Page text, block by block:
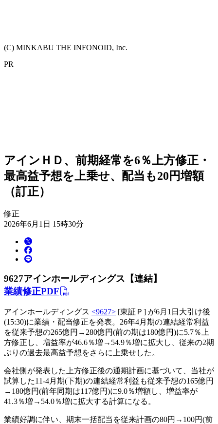
(C) MINKABU THE INFONOID, Inc.
PR
アインＨＤ、前期経常を6％上方修正・
最高益予想を上乗せ、配当も20円増額
（訂正）
修正
2026年6月1日 15時30分
9627アインホールディングス【連結】
業績修正PDF
アインホールディングス <9627> [東証Ｐ] が6月1日大引け後
(15:30)に業績・配当修正を発表。26年4月期の連結経常利益
を従来予想の265億円→280億円(前の期は180億円)に5.7％上
方修正し、増益率が46.6％増→54.9％増に拡大し、従来の2期
ぶりの過去最高益予想をさらに上乗せした。
会社側が発表した上方修正後の通期計画に基づいて、当社が
試算した11-4月期(下期)の連結経常利益も従来予想の165億円
→180億円(前年同期は117億円)に9.0％増額し、増益率が
41.3％増→54.0％増に拡大する計算になる。
業績好調に伴い、期末一括配当を従来計画の80円→100円(前